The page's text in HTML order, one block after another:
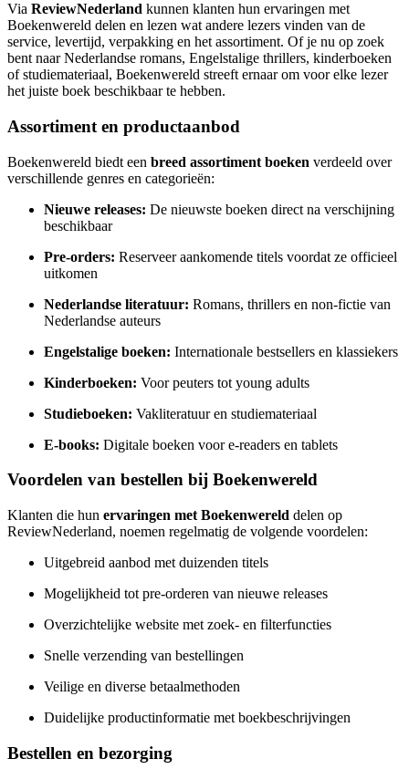
Via ReviewNederland kunnen klanten hun ervaringen met
Boekenwereld delen en lezen wat andere lezers vinden van de
service, levertijd, verpakking en het assortiment. Of je nu op zoek
bent naar Nederlandse romans, Engelstalige thrillers, kinderboeken
of studiemateriaal, Boekenwereld streeft ernaar om voor elke lezer
het juiste boek beschikbaar te hebben.
Assortiment en productaanbod
Boekenwereld biedt een breed assortiment boeken verdeeld over
verschillende genres en categorieën:
Nieuwe releases: De nieuwste boeken direct na verschijning
beschikbaar
Pre-orders: Reserveer aankomende titels voordat ze officieel
uitkomen
Nederlandse literatuur: Romans, thrillers en non-fictie van
Nederlandse auteurs
Engelstalige boeken: Internationale bestsellers en klassiekers
Kinderboeken: Voor peuters tot young adults
Studieboeken: Vakliteratuur en studiemateriaal
E-books: Digitale boeken voor e-readers en tablets
Voordelen van bestellen bij Boekenwereld
Klanten die hun ervaringen met Boekenwereld delen op
ReviewNederland, noemen regelmatig de volgende voordelen:
Uitgebreid aanbod met duizenden titels
Mogelijkheid tot pre-orderen van nieuwe releases
Overzichtelijke website met zoek- en filterfuncties
Snelle verzending van bestellingen
Veilige en diverse betaalmethoden
Duidelijke productinformatie met boekbeschrijvingen
Bestellen en bezorging